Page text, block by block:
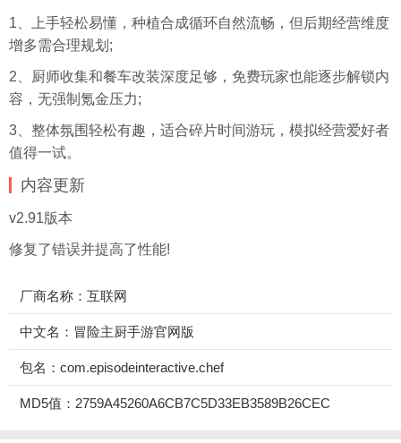
1、上手轻松易懂，种植合成循环自然流畅，但后期经营维度
增多需合理规划;
2、厨师收集和餐车改装深度足够，免费玩家也能逐步解锁内
容，无强制氪金压力;
3、整体氛围轻松有趣，适合碎片时间游玩，模拟经营爱好者
值得一试。
内容更新
v2.91版本
修复了错误并提高了性能!
厂商名称：互联网
中文名：冒险主厨手游官网版
包名：com.episodeinteractive.chef
MD5值：2759A45260A6CB7C5D33EB3589B26CEC